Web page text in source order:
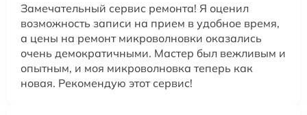
Замечательный сервис ремонта! Я оценил
возможность записи на прием в удобное время,
а цены на ремонт микроволновки оказались
очень демократичными. Мастер был вежливым и
опытным, и моя микроволновка теперь как
новая. Рекомендую этот сервис!